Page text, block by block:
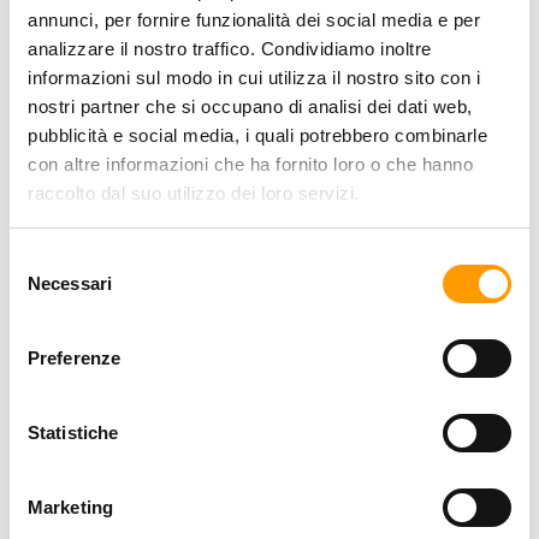
annunci, per fornire funzionalità dei social media e per
analizzare il nostro traffico. Condividiamo inoltre
informazioni sul modo in cui utilizza il nostro sito con i
nostri partner che si occupano di analisi dei dati web,
pubblicità e social media, i quali potrebbero combinarle
con altre informazioni che ha fornito loro o che hanno
raccolto dal suo utilizzo dei loro servizi.
Necessari
Preferenze
Statistiche
Marketing
dell’arrivo la caparra versata sarà restituita;
diversamente sarà trattenuta
in caso di prenotazione con saldo anticipato: entro
14 giorni dell’arrivo l'intero importo sarà rimborsato;
diversamente sarà trattenuta la caparra e rimborsato il
resto dell'importo
trattenuto il 5% della caparra e il restante verrà
in caso di partenza anticipata il cliente è tenuto al